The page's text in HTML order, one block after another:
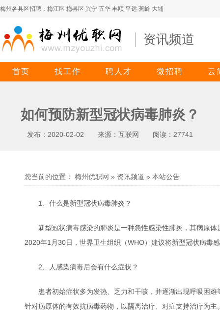
梅州各县区招聘： 梅江区 梅县区 兴宁 五华 丰顺 平远 蕉岭 大埔
资讯频道
首页 找工作 聘人才 微招聘 云
如何预防新型冠状病毒肺炎？
发布：2020-02-02 来源：互联网 阅读：27741
您当前的位置： 梅州优职网 » 资讯频道 » 本站公告
1、什么是新型冠状病毒肺炎？
新型冠状病毒感染的肺炎是一种急性感染性肺炎，其病原体
2020年1月30日，世界卫生组织（WHO）建议将新型冠状病毒
2、人感染病毒后会有什么症状？
患者初始症状多为发热、乏力和干咳，并逐渐出现呼吸困难
针对病原体的有效抗病毒药物，以隔离治疗、对症支持治疗为主